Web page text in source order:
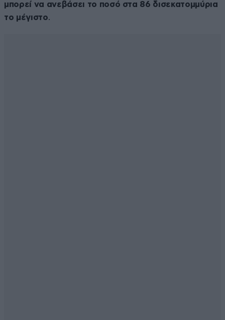
μπορεί να ανεβάσει το ποσό στα 86 δισεκατομμύρια
το μέγιστο.